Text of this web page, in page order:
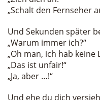
„Schalt den Fernseher
Und Sekunden später
„Warum immer ich?“
„Oh man, ich hab keine
„Das ist unfair!“
„Ja, aber …!“
Und ehe du dich